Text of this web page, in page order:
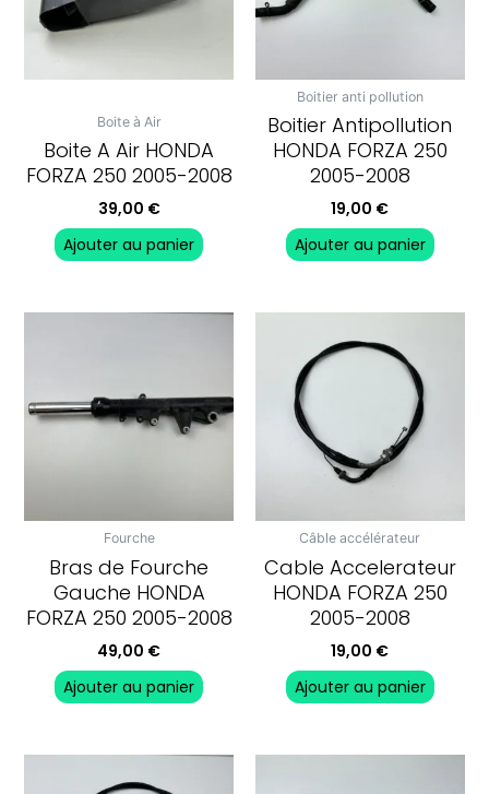
Boite à Air
Boite A Air HONDA
FORZA 250 2005-2008
39,00 €
Ajouter au panier
Boitier anti pollution
Boitier Antipollution
HONDA FORZA 250
2005-2008
19,00 €
Ajouter au panier
Fourche
Bras de Fourche
Gauche HONDA
FORZA 250 2005-2008
49,00 €
Ajouter au panier
Câble accélérateur
Cable Accelerateur
HONDA FORZA 250
2005-2008
19,00 €
Ajouter au panier